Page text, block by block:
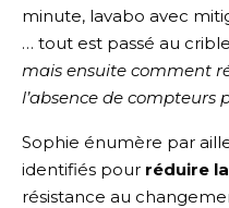
minute, lavabo avec
… tout est passé au
mais ensuite comment
l’absence de compteurs
Sophie énumère par
identifiés pour réduire
résistance au